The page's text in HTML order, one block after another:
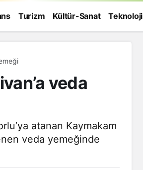
Turizm Kültür-Sanat Teknoloji
veda
atanan Kaymakam
veda yemeğinde